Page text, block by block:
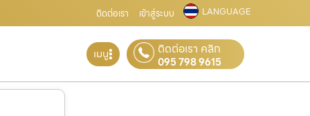
ติดต่อเรา เข้าสู่ระบบ LANGUAGE
เมนู ติดต่อเรา คลิก
095 798 9615